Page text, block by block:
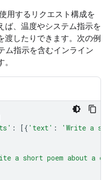
用するリクエスト構成を
ば、温度やシステム指示を
渡したりできます。次の例
ム指示を含むインライン
: [{ 'text' :
'Write a
a short poem about a